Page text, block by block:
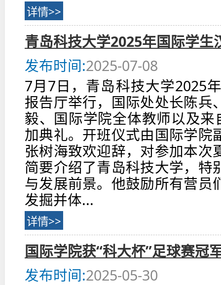
详情>>
青岛科技大学2025年国际学生
发布时间:2025-07-08
7月7日，青岛科技大学2025
报告厅举行，国际处处长陈兵
毅、国际学院全体教师以及
加典礼。开班仪式由国际学院
张树海致欢迎辞，对参加本
简要介绍了青岛科技大学，特
与发展前景。他鼓励所有营员
发掘并体...
详情>>
国际学院获“科大杯”足球赛冠
发布时间:2025-05-30